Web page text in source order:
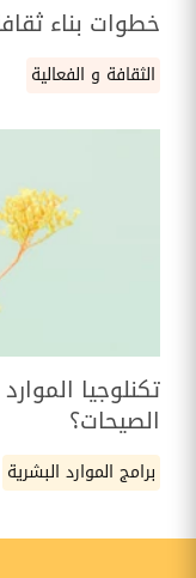
خطوات بناء
الثقافة و الفعالية
تكنلوجيا
الصيحات؟
برامج الموارد البشرية